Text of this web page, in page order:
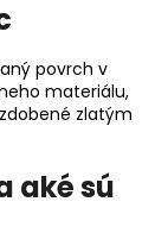
povrch v
materiálu,
zlatým
aké sú